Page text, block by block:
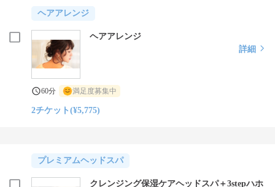
ヘアアレンジ
ヘアアレンジ
詳細
60分 満足度募集中
2チケット(¥5,775)
プレミアムヘッドスパ
クレンジング保湿ケアヘッドスパ＋3stepハホ